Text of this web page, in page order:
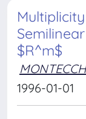
$R^m$
1996-01-01